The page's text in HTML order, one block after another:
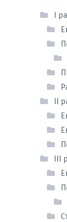
I
II
III